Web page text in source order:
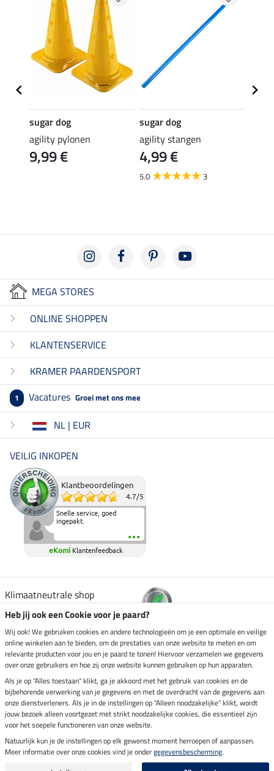
sugar dog
agility pylonen
9,99 €
sugar dog
agility stangen
4,99 €
5.0 3
MEGA STORES
ONLINE SHOPPEN
KLANTENSERVICE
KRAMER PAARDENSPORT
1 Vacatures Groei met ons mee
NL | EUR
VEILIG INKOPEN
Klantbeoordelingen
4.7/5
Snelle service, goed
ingepakt.
eKomi Klantenfeedback
Klimaatneutrale shop
Verzending per
Veilig betalen met
Impressum
Laatste update op 08.08.2026 om 03:00 uur
Heb jij ook een Cookie voor je paard?
Wij ook! We gebruiken cookies en andere technologieën om je een optimale en veilige
online winkelen aan te bieden, om de prestaties van onze website te meten en om
relevante producten voor jou en je paard te tonen! Hiervoor verzamelen we gegevens
over onze gebruikers en hoe zij onze website kunnen gebruiken op hun apparaten.
Als je op "Alles toestaan" klikt, ga je akkoord met het gebruik van cookies en de
bijbehorende verwerking van je gegevens en met de overdracht van de gegevens aan
onze dienstverleners. Als je in de instellingen op "Alleen noodzakelijke" klikt, wordt
jouw bezoek alleen voortgezet met strikt noodzakelijke cookies, die essentieel zijn
voor het soepele functioneren van onze website.
Natuurlijk kun je de instellingen op elk gewenst moment herroepen of aanpassen.
Meer informatie over onze cookies vind je ondergegevensbescherming.